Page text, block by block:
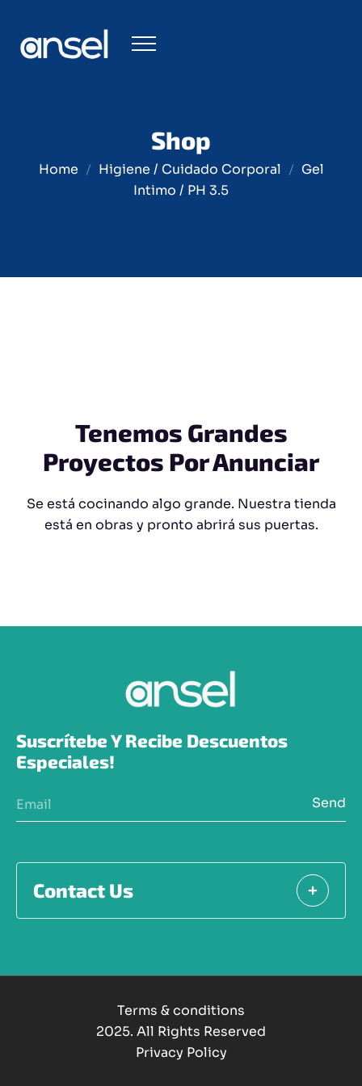
Shop
Home Higiene / Cuidado Corporal
Gel
Intimo / PH 3.5
Tenemos Grandes
Proyectos Por Anunciar
Se está cocinando algo grande. Nuestra tienda
está en obras y pronto abrirá sus puertas.
Suscrítebe Y Recibe Descuentos
Especiales!
Send
Contact Us
Terms & conditions
2025. All Rights Reserved
Privacy Policy